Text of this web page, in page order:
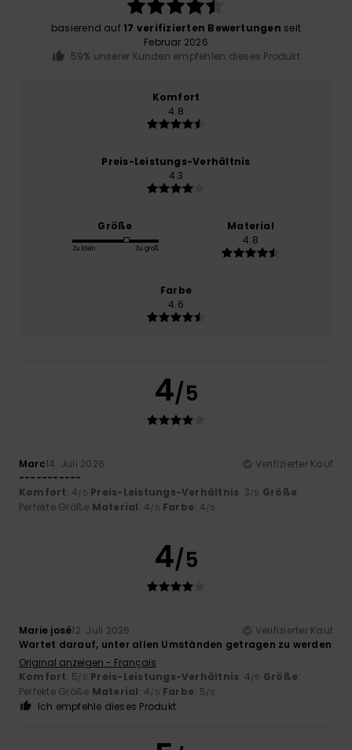
basierend auf 17 verifizierten Bewertungen seit
Februar 2026
59% unserer Kunden empfehlen dieses Produkt
Komfort
4.8
Preis-Leistungs-Verhältnis
4.3
Größe
Zu klein Zu groß
Material
4.8
Farbe
4.6
4/5
Marc14. Juli 2026
Verifizierter Kauf
-----------
Komfort: 4/5 Preis-Leistungs-Verhältnis: 3/5 Größe:
Perfekte Größe Material: 4/5 Farbe: 4/5
4/5
Marie josé12. Juli 2026
Verifizierter Kauf
Wartet darauf, unter allen Umständen getragen zu werden
Original anzeigen - Français
Komfort: 5/5 Preis-Leistungs-Verhältnis: 4/5 Größe:
Perfekte Größe Material: 4/5 Farbe: 5/5
Ich empfehle dieses Produkt